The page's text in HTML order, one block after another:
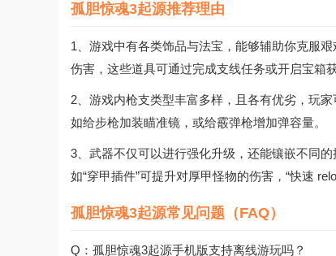
孤胆惊魂3起源推荐理由
1、游戏中有各类饰品与法宝，能够辅助你克服
伤害，这些道具可通过完成支线任务或开启宝箱获
2、游戏内枪支类型丰富多样，且各有优劣，玩
如给步枪加装瞄准镜，或给霰弹枪增加弹容量。
3、武器不仅可以进行强化升级，还能镶嵌不同
如“穿甲插件”可提升对厚甲怪物的伤害，“快速
孤胆惊魂3起源常见问题（FAQ）
Q：孤胆惊魂3起源手机版支持离线游玩吗？